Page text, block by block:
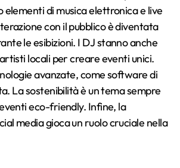
elementi di musica elettronica e live
con il pubblico è diventata
le esibizioni. I DJ stanno anche
locali per creare eventi unici.
avanzate, come software di
La sostenibilità è un tema sempre
eco-friendly. Infine, la
media gioca un ruolo cruciale nella